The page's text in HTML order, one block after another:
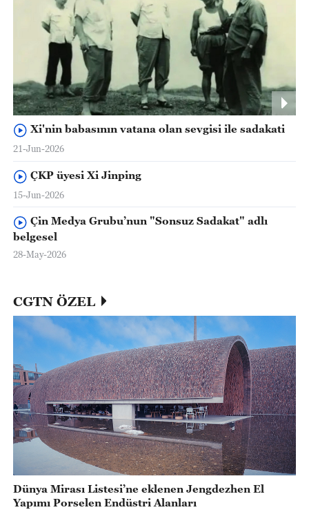
Xi'nin babasının vatana olan sevgisi ile sadakati
21-Jun-2026
ÇKP üyesi Xi Jinping
15-Jun-2026
Çin Medya Grubu’nun "Sonsuz Sadakat" adlı
belgesel
28-May-2026
CGTN ÖZEL
Dünya Mirası Listesi’ne eklenen Jengdezhen El
Yapımı Porselen Endüstri Alanları